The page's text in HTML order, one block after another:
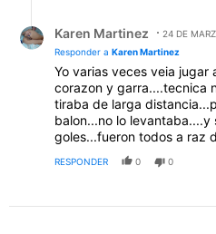
Karen Martinez
24 DE
Responder a Karen Martinez
Yo varias veces veia jugar
corazon y garra....tecnica
tiraba de larga
balon...no lo levantaba....y
goles...fueron todos a raz
RESPONDER 0 0